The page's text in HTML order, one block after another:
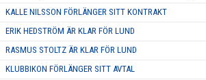
KALLE NILSSON FÖRLÄNGER SITT KONTRAKT
ERIK HEDSTRÖM ÄR KLAR FÖR LUND
RASMUS STOLTZ ÄR KLAR FÖR LUND
KLUBBIKON FÖRLÄNGER SITT AVTAL